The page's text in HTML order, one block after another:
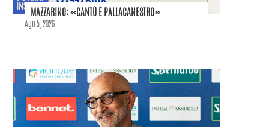
MAZZARINO: «CANTÙ È PALLACANESTRO»
Ago 5, 2026